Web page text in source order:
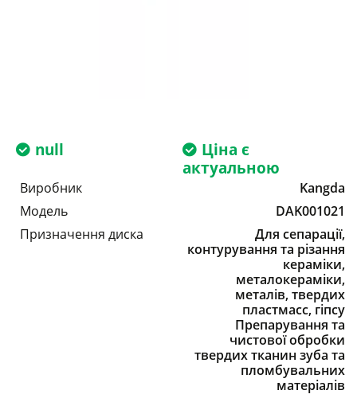
null
Ціна є
актуальною
Виробник
Kangda
Модель
DAK001021
Призначення диска
Для сепарації,
контурування та різання
кераміки,
металокераміки,
металів, твердих
пластмасс, гіпсу
Препарування та
чистової обробки
твердих тканин зуба та
пломбувальних
матеріалів